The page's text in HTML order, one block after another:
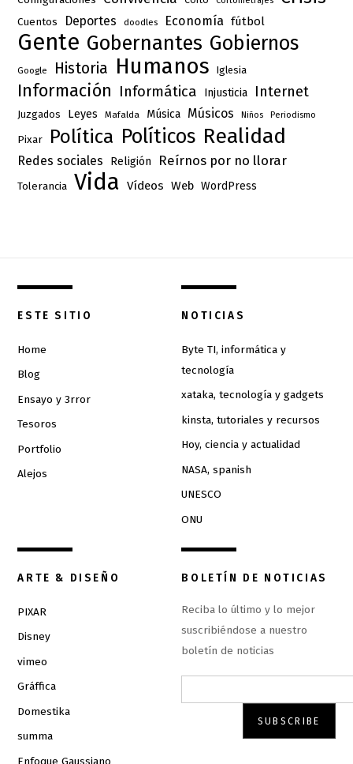
Cuentos Deportes doodles Economía fútbol
Gente Gobernantes Gobiernos
Google Historia Humanos Iglesia
Información Informática Injusticia Internet
Juzgados Leyes Mafalda Música Músicos Niños Periodismo
Pixar Política Políticos Realidad
Redes sociales Religión Reírnos por no llorar
Tolerancia Vida Vídeos Web WordPress
ESTE SITIO
Home
Blog
Ensayo y 3rror
Tesoros
Portfolio
Alejos
NOTICIAS
Byte TI, informática y
tecnología
xataka, tecnología y gadgets
kinsta, tutoriales y recursos
Hoy, ciencia y actualidad
NASA, spanish
UNESCO
ONU
ARTE & DISEÑO
PIXAR
Disney
vimeo
Gráffica
Domestika
summa
Enfoque Gaussiano
BOLETÍN DE NOTICIAS
Reciba lo último y lo mejor
suscribiéndose a nuestro
boletín de noticias